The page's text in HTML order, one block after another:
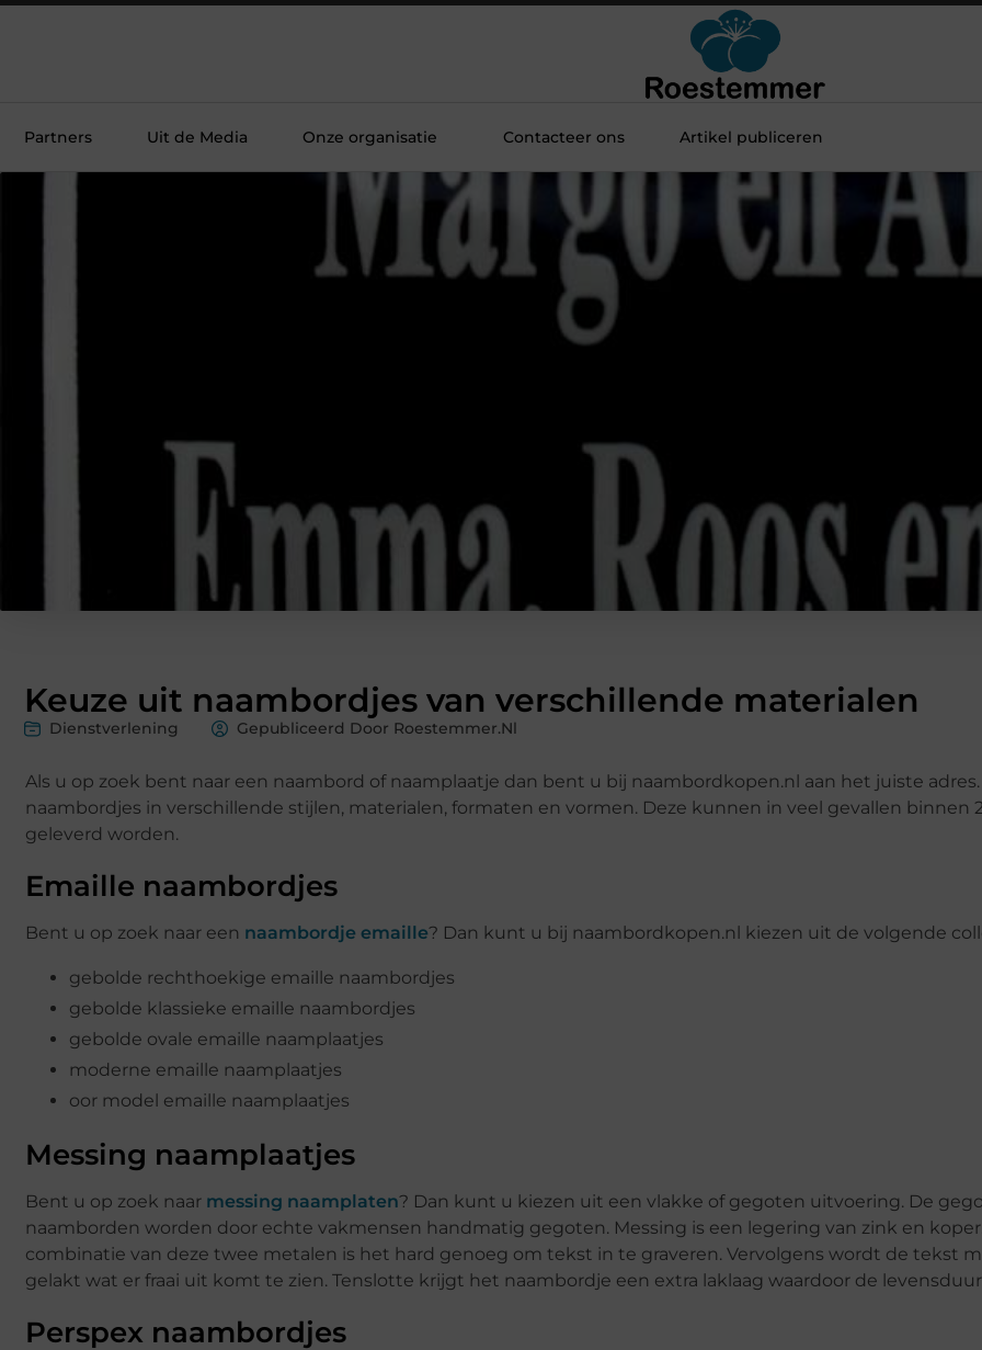
Partners Uit de Media Onze organisatie Contacteer ons Artikel publiceren
Keuze uit naambordjes van verschillende materialen
Dienstverlening Gepubliceerd Door Roestemmer.nl
Als u op zoek bent naar een naambord of naamplaatje dan bent u bij naambordkopen.nl aan het juiste
naambordjes in verschillende stijlen, materialen, formaten en vormen. Deze kunnen in veel gevallen binnen
geleverd worden.
Emaille naambordjes
Bent u op zoek naar een naambordje emaille? Dan kunt u bij naambordkopen.nl kiezen uit de volgende
gebolde rechthoekige emaille naambordjes
gebolde klassieke emaille naambordjes
gebolde ovale emaille naamplaatjes
moderne emaille naamplaatjes
oor model emaille naamplaatjes
Messing naamplaatjes
Bent u op zoek naar messing naamplaten? Dan kunt u kiezen uit een vlakke of gegoten uitvoering. De
naamborden worden door echte vakmensen handmatig gegoten. Messing is een legering van zink en
combinatie van deze twee metalen is het hard genoeg om tekst in te graveren. Vervolgens wordt de tekst
gelakt wat er fraai uit komt te zien. Tenslotte krijgt het naambordje een extra laklaag waardoor de
Perspex naambordjes